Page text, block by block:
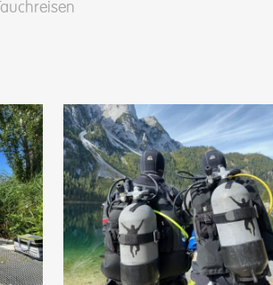
Tauchreisen